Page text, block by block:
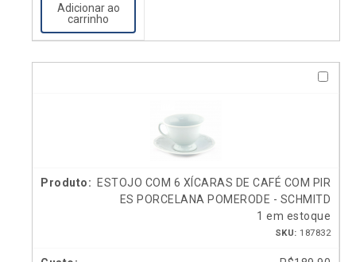
Adicionar ao
carrinho
ESTOJO COM 6 XÍCARAS DE CAFÉ COM PIR
ES PORCELANA POMERODE - SCHMITD
1 em estoque
SKU: 187832